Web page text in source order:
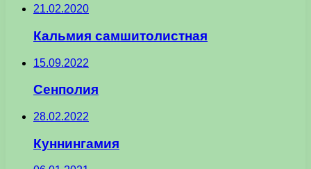
21.02.2020
Кальмия самшитолистная
15.09.2022
Сенполия
28.02.2022
Куннингамия